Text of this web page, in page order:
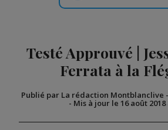
Testé Approuvé |
Ferrata à la
Publié par La rédaction Montblanclive -
- Mis à jour le 16 août 2018